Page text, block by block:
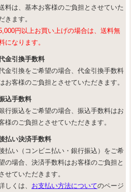
料は、基本お客様のご負担とさせていた
きます。
円以上お買い上げの場合は、送料無
になります。
金引換手数料
金引換をご希望の場合、代金引換手数料
お客様のご負担とさせていただきます。
込手数料
行振込をご希望の場合、振込手数料はお
様のご負担とさせていただきます。
払い決済手数料
払い（コンビニ払い・銀行振込）をご希
の場合、決済手数料はお客様のご負担と
せていただきます。
しくは、 お支払い方法についてのページ